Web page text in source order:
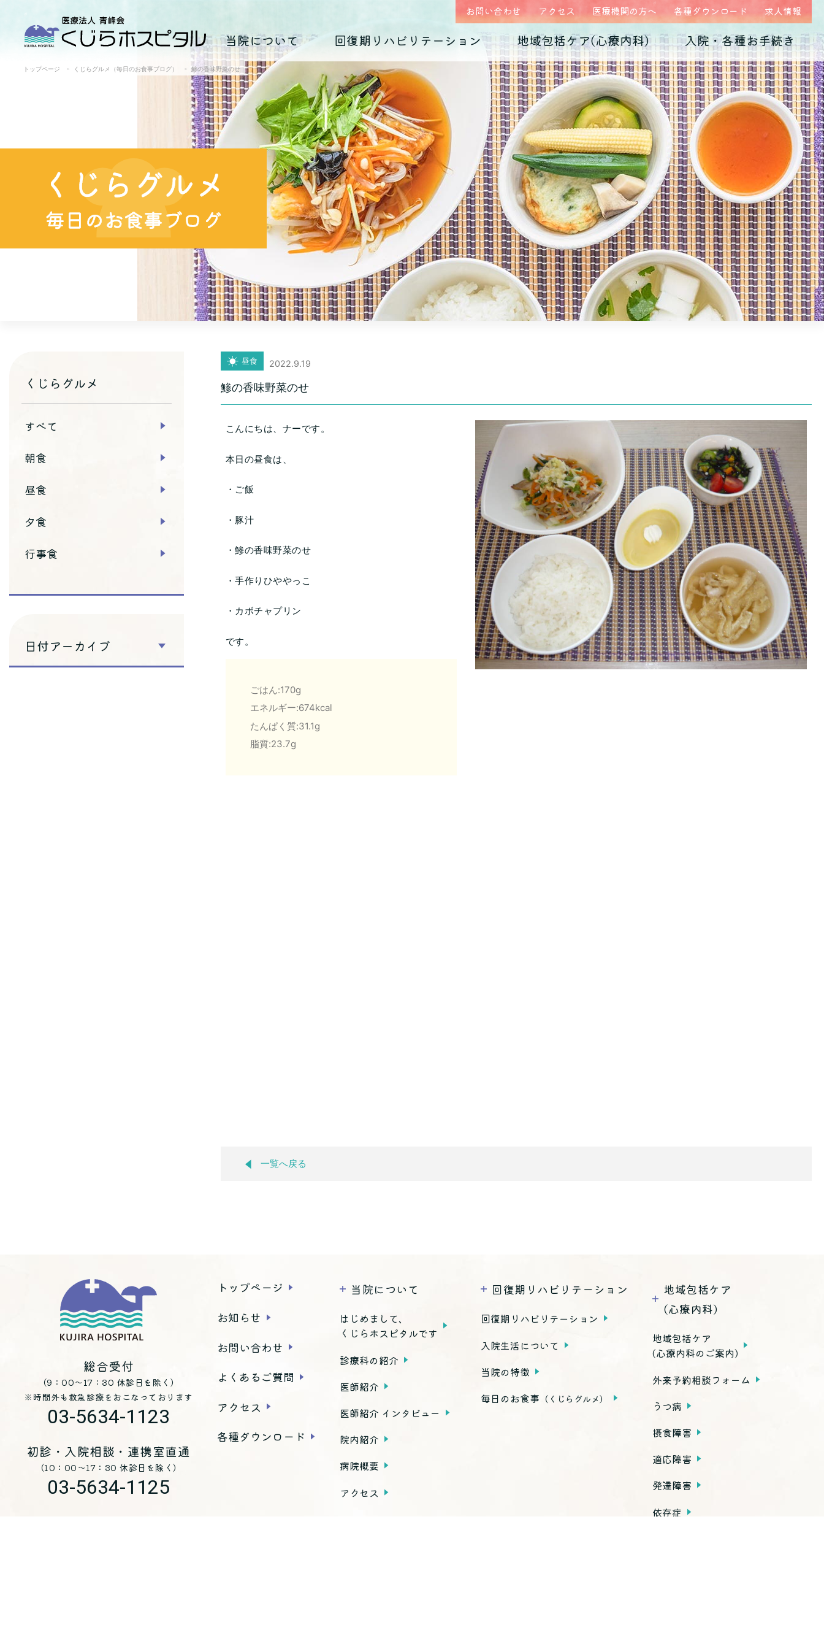
お問い合わせ アクセス 医療機関の方へ 各種ダウンロード 求人情報
当院について 回復期リハビリテーション 地域包括ケア(心療内科) 入院・各種お手続き
はじめまして、
くじらホスピタルです
診療科の紹介 医師紹介
医師紹介 インタビュー 院内紹介
病院概要
アクセス
回復期リハビリテーション 入院生活について
当院の特徴
毎日のお食事（くじらグルメ）
地域包括ケア(心療内科)のご案内 外来予約相談フォーム
うつ病
摂食障害
適応障害
発達障害
依存症
子育て不安・虐待
思春期の問題
老年期の問題 高次脳機能障害
入院のご案内 各種ダウンロード 診断書・証明書
トップページ くじらグルメ（毎日のお食事ブログ） 鯵の香味野菜のせ
昼食 2022.9.19
鯵の香味野菜のせ
こんにちは、ナーです。
本日の昼食は、
・ご飯
・豚汁
・鯵の香味野菜のせ
・手作りひややっこ
・カボチャプリン
です。
ごはん:170g
エネルギー:674kcal
たんぱく質:31.1g
脂質:23.7g
一覧へ戻る
くじらグルメ
すべて
朝食
昼食
夕食
行事食
日付アーカイブ
総合受付
（9：00～17：30 休診日を除く）
※時間外も救急診療をおこなっております
03-5634-1123
初診・入院相談・連携室直通
（10：00～17：30 休診日を除く）
03-5634-1125
トップページ
お知らせ
お問い合わせ
よくあるご質問
アクセス
各種ダウンロード
当院について
はじめまして、
くじらホスピタルです
診療科の紹介
医師紹介
医師紹介 インタビュー
院内紹介
病院概要
アクセス
回復期リハビリテーション
回復期リハビリテーション
入院生活について
当院の特徴
毎日のお食事 （くじらグルメ）
地域包括ケア
(心療内科)
地域包括ケア
(心療内科のご案内)
外来予約相談フォーム
うつ病
摂食障害
適応障害
発達障害
依存症